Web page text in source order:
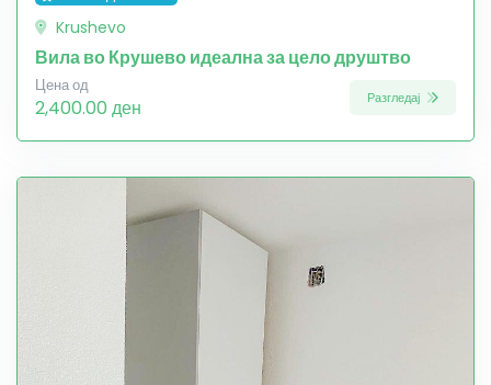
Krushevo
Вила во Крушево идеална за цело друштво
Цена од
2,400.00 ден Разгледај